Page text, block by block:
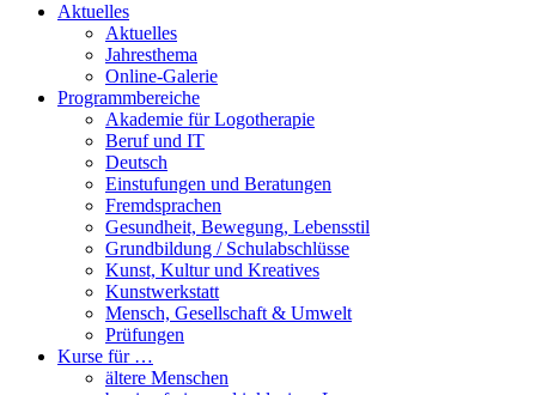
Aktuelles
Aktuelles
Jahresthema
Online-Galerie
Programmbereiche
Akademie für Logotherapie
Beruf und IT
Deutsch
Einstufungen und Beratungen
Fremdsprachen
Gesundheit, Bewegung, Lebensstil
Grundbildung / Schulabschlüsse
Kunst, Kultur und Kreatives
Kunstwerkstatt
Mensch, Gesellschaft & Umwelt
Prüfungen
Kurse für …
ältere Menschen